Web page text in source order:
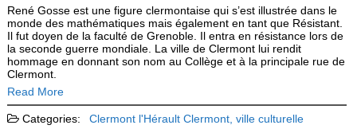
René Gosse est une figure clermontaise qui s’est illustrée dans le
monde des mathématiques mais également en tant que Résistant.
Il fut doyen de la faculté de Grenoble. Il entra en résistance lors de
la seconde guerre mondiale. La ville de Clermont lui rendit
hommage en donnant son nom au Collège et à la principale rue de
Clermont.
Read More
Categories: Clermont l'Hérault Clermont, ville culturelle